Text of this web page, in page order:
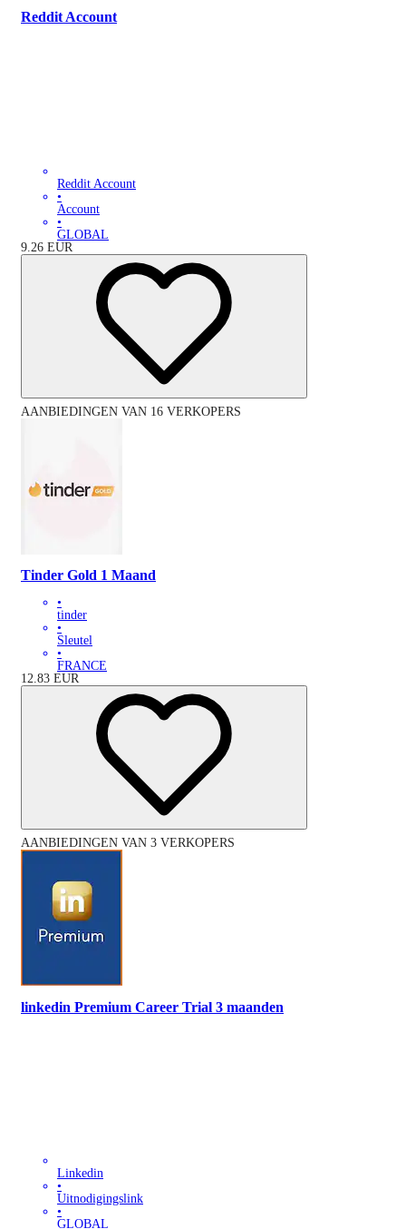
Reddit Account
Reddit Account
•
Account
•
GLOBAL
9.26 EUR
AANBIEDINGEN VAN 16 VERKOPERS
Tinder Gold 1 Maand
•
tinder
•
Sleutel
•
FRANCE
12.83 EUR
AANBIEDINGEN VAN 3 VERKOPERS
linkedin Premium Career Trial 3 maanden
Linkedin
•
Uitnodigingslink
•
GLOBAL